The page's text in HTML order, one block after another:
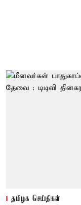
தமிழக செய்திகள்